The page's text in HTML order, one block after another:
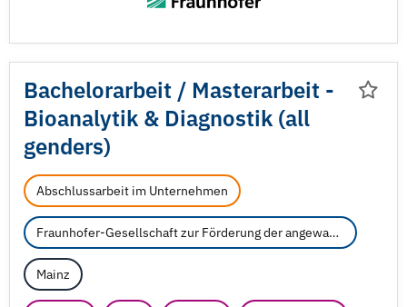
Bachelorarbeit / Masterarbeit -
Bioanalytik & Diagnostik (all
genders)
Abschlussarbeit im Unternehmen
Fraunhofer-Gesellschaft zur Förderung der angewandten Forschung e.V.
Mainz